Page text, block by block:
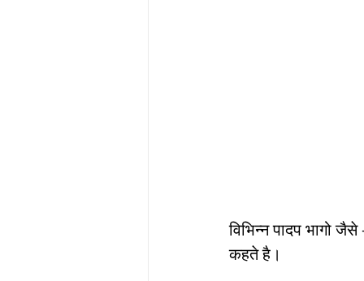
विभिन्न पादप भागो
कहते है।